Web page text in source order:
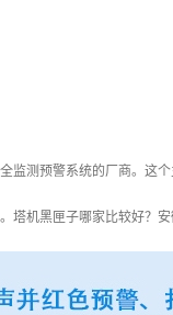
监测预警系统的厂商。这
机黑匣子哪家比较好？安